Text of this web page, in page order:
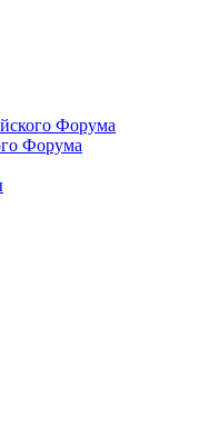
Форума
Форума